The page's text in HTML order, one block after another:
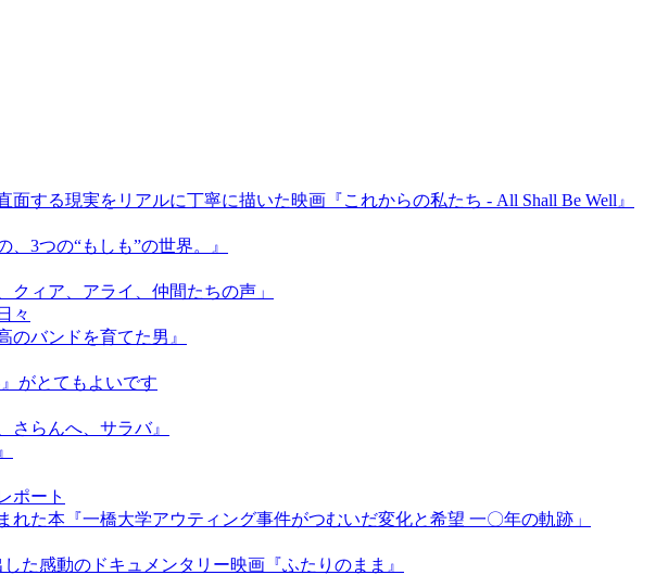
る現実をリアルに丁寧に描いた映画『これからの私たち - All Shall Be Well』
3つの“もしも”の世界。』
ィア、アライ、仲間たちの声」
々
バンドを育てた男』
がとてもよいです
らんへ、サラバ』
ポート
た本『一橋大学アウティング事件がつむいだ変化と希望 一〇年の軌跡」
た感動のドキュメンタリー映画『ふたりのまま』